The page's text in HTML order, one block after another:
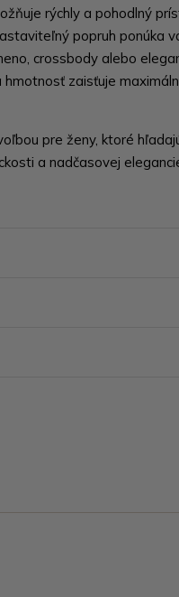
rýchly a pohodlný
popruh ponúka
crossbody alebo
hmotnosť zaisťuje
pre ženy, ktoré
a nadčasovej